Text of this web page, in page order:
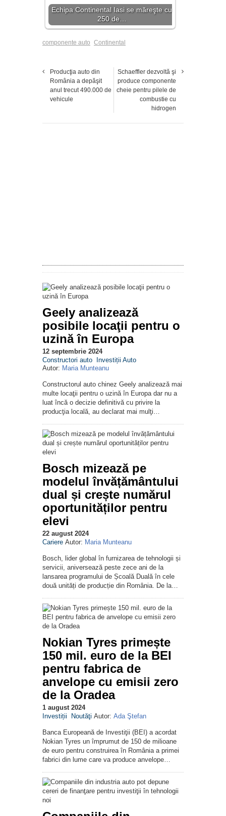
Echipa Continental Iasi se măreşte cu
250 de…
componente auto Continental
Producţia auto din
România a depăşit
anul trecut 490.000 de
vehicule
Schaeffler dezvoltă şi
produce componente
cheie pentru pilele de
combustie cu
hidrogen
Geely analizează
posibile locaţii pentru o
uzină în Europa
12 septembrie 2024
Constructori auto
Investiții Auto
Autor: Maria Munteanu
Constructorul auto chinez Geely analizează mai
multe locaţii pentru o uzină în Europa dar nu a
luat încă o decizie definitivă cu privire la
producţia locală, au declarat mai mulţi…
Bosch mizează pe
modelul învățământului
dual și crește numărul
oportunităților pentru
elevi
22 august 2024
Cariere Autor: Maria Munteanu
Bosch, lider global în furnizarea de tehnologii și
servicii, aniversează peste zece ani de la
lansarea programului de Școală Duală în cele
două unități de producție din România. De la…
Nokian Tyres primește
150 mil. euro de la BEI
pentru fabrica de
anvelope cu emisii zero
de la Oradea
1 august 2024
Investiții
Noutăţi Autor: Ada Ştefan
Banca Europeană de Investiţii (BEI) a acordat
Nokian Tyres un împrumut de 150 de milioane
de euro pentru construirea în România a primei
fabrici din lume care va produce anvelope…